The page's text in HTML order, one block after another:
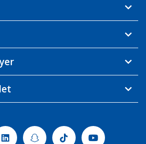
LinkedinSnapchatTiktok Youtube